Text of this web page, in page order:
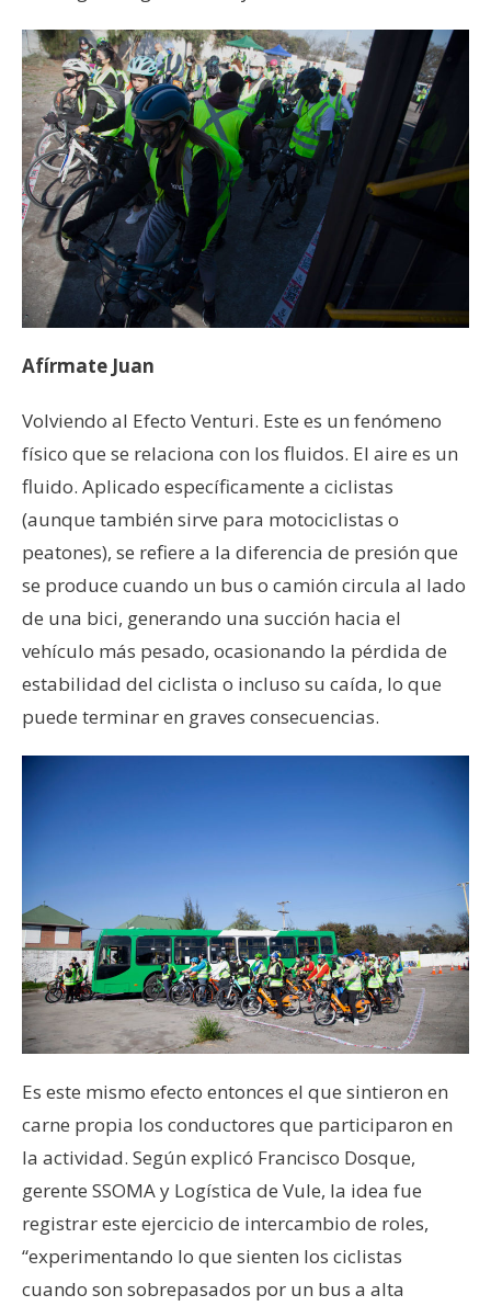
Afírmate Juan
Volviendo al Efecto Venturi. Este es un fenómeno
físico que se relaciona con los fluidos. El aire es un
fluido. Aplicado específicamente a ciclistas
(aunque también sirve para motociclistas o
peatones), se refiere a la diferencia de presión que
se produce cuando un bus o camión circula al lado
de una bici, generando una succión hacia el
vehículo más pesado, ocasionando la pérdida de
estabilidad del ciclista o incluso su caída, lo que
puede terminar en graves consecuencias.
Es este mismo efecto entonces el que sintieron en
carne propia los conductores que participaron en
la actividad. Según explicó Francisco Dosque,
gerente SSOMA y Logística de Vule, la idea fue
registrar este ejercicio de intercambio de roles,
“experimentando lo que sienten los ciclistas
cuando son sobrepasados por un bus a alta